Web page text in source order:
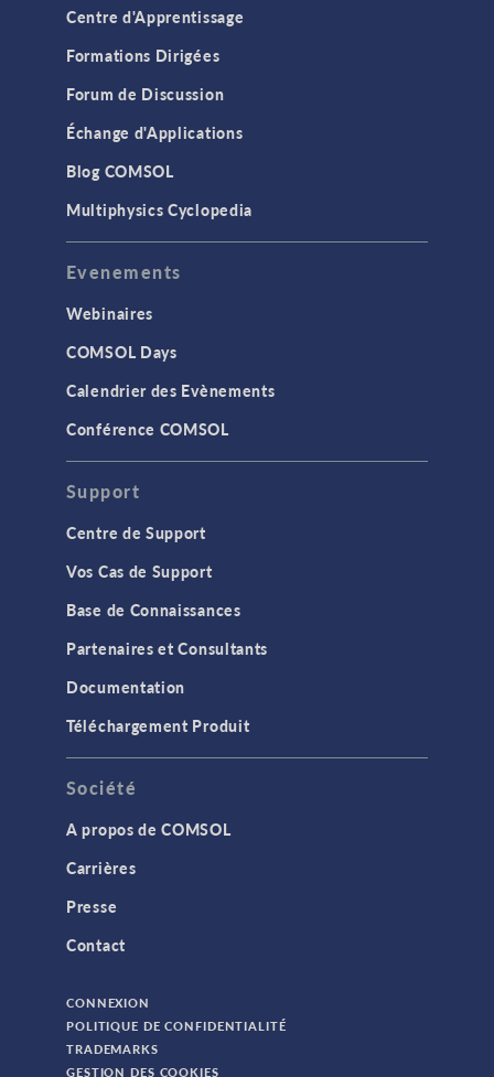
Centre d'Apprentissage
Formations Dirigées
Forum de Discussion
Échange d'Applications
Blog COMSOL
Multiphysics Cyclopedia
Evenements
Webinaires
COMSOL Days
Calendrier des Evènements
Conférence COMSOL
Support
Centre de Support
Vos Cas de Support
Base de Connaissances
Partenaires et Consultants
Documentation
Téléchargement Produit
Société
A propos de COMSOL
Carrières
Presse
Contact
CONNEXION
POLITIQUE DE CONFIDENTIALITÉ
TRADEMARKS
GESTION DES COOKIES